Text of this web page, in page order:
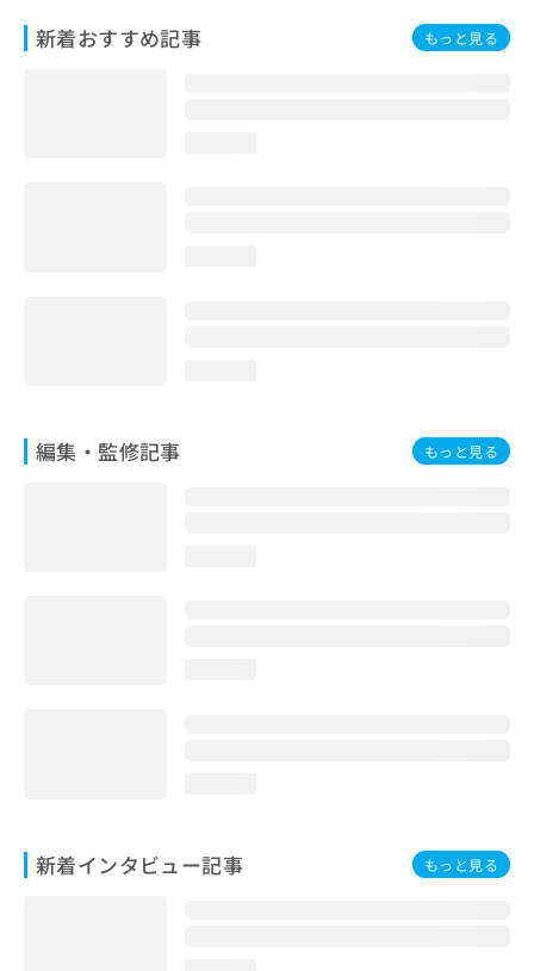
新着おすすめ記事 もっと見る
編集・監修記事 もっと見る
新着インタビュー記事 もっと見る
問